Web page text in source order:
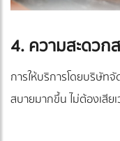
4. ความสะดวก
การให้บริการโดยบริษัท
สบายมากขึ้น ไม่ต้องเสีย